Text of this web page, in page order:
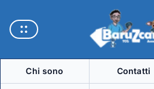
del
Chi sono Contatti